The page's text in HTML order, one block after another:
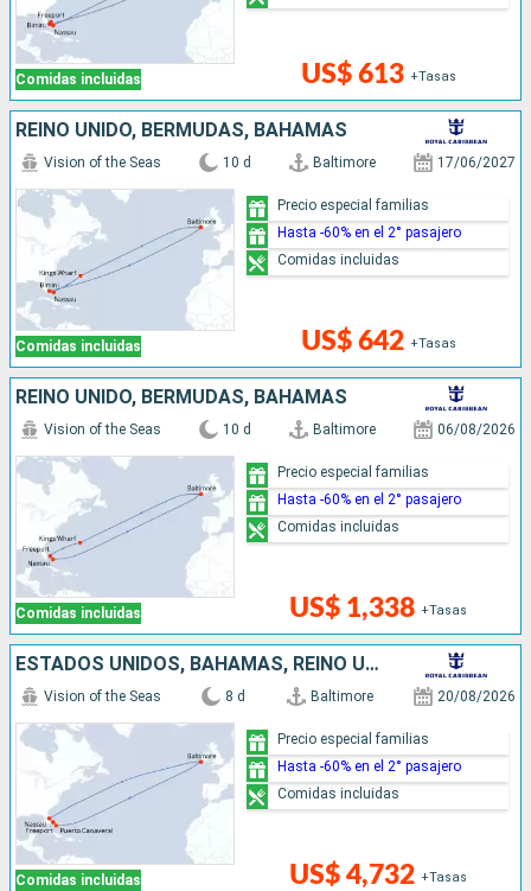
Comidas incluidas US$ 613 +Tasas
REINO UNIDO, BERMUDAS, BAHAMAS
Comidas incluidas
Vision of the Seas 10 d Baltimore 17/06/2027
US$ 642 +Tasas
Precio especial familias
Hasta -60% en el 2° pasajero
Comidas incluidas
REINO UNIDO, BERMUDAS, BAHAMAS
Comidas incluidas
Vision of the Seas 10 d Baltimore 06/08/2026
US$ 1,338 +Tasas
Precio especial familias
Hasta -60% en el 2° pasajero
Comidas incluidas
ESTADOS UNIDOS, BAHAMAS, REINO UNIDO
Comidas incluidas
Vision of the Seas 8 d Baltimore 20/08/2026
US$ 4,732 +Tasas
Precio especial familias
Hasta -60% en el 2° pasajero
Comidas incluidas